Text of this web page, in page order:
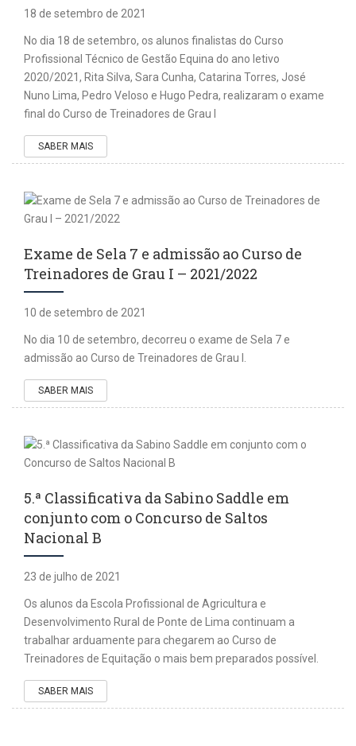
18 de setembro de 2021
No dia 18 de setembro, os alunos finalistas do Curso
Profissional Técnico de Gestão Equina do ano letivo
2020/2021, Rita Silva, Sara Cunha, Catarina Torres, José
Nuno Lima, Pedro Veloso e Hugo Pedra, realizaram o exame
final do Curso de Treinadores de Grau I
SABER MAIS
Exame de Sela 7 e admissão ao Curso de
Treinadores de Grau I – 2021/2022
10 de setembro de 2021
No dia 10 de setembro, decorreu o exame de Sela 7 e
admissão ao Curso de Treinadores de Grau I.
SABER MAIS
5.ª Classificativa da Sabino Saddle em
conjunto com o Concurso de Saltos
Nacional B
23 de julho de 2021
Os alunos da Escola Profissional de Agricultura e
Desenvolvimento Rural de Ponte de Lima continuam a
trabalhar arduamente para chegarem ao Curso de
Treinadores de Equitação o mais bem preparados possível.
SABER MAIS